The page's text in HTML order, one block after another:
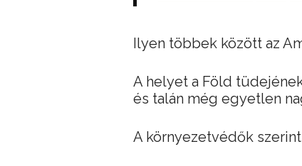
Ilyen többek között az
A helyet a Föld
és talán még egyetlen
A környezetvédők